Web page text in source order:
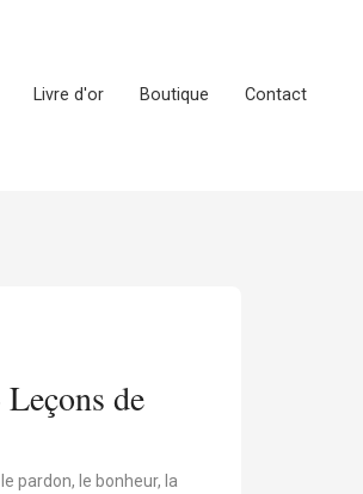
Livre d'or Boutique Contact
de
pardon, le bonheur, la